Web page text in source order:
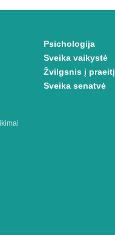
Psichologija
Sveika vaikystė
Žvilgsnis į praeitį
Sveika senatvė